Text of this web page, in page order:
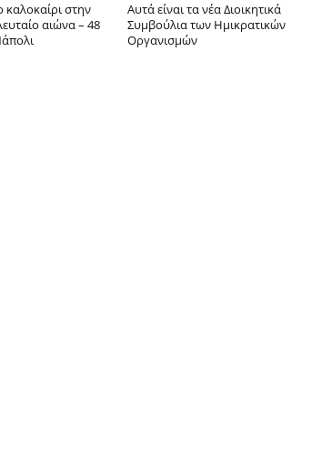
στην
αιώνα – 48
Αυτά είναι τα νέα Διοικητικά
Συμβούλια των Ημικρατικών
Οργανισμών